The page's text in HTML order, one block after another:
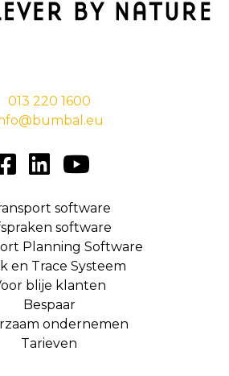
013 220 1600
software
software
Planning Software
en Trace Systeem
blije klanten
Bespaar
ondernemen
Tarieven